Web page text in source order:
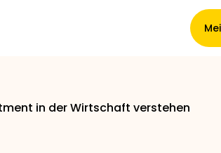
in der Wirtschaft verstehen